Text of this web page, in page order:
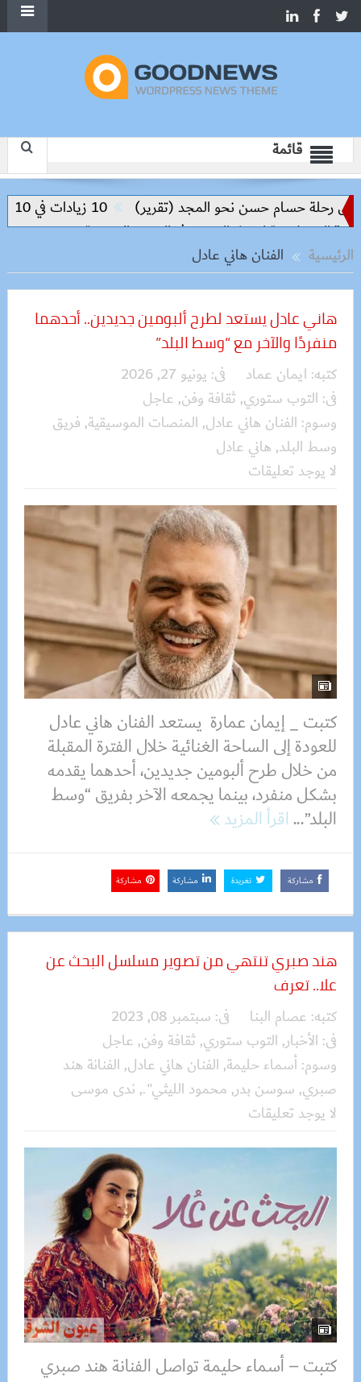
قائمة
حسام حسن نحو المجد (تقرير)
10 زيادات في 10 سنوات.. هل حان الوقت لرفع دعم البنزين نهائيا؟
الرئيسية
الفنان هاني عادل
هاني عادل يستعد لطرح ألبومين جديدين.. أحدهما
منفردًا والآخر مع “وسط البلد”
كتبه: ايمان عماد فى: يونيو 27, 2026
فى: التوب ستوري, ثقافة وفن, عاجل
وسوم: الفنان هاني عادل, المنصات الموسيقية, فريق
وسط البلد, هاني عادل
لا يوجد تعليقات
كتبت _ إيمان عمارة يستعد الفنان هاني عادل
للعودة إلى الساحة الغنائية خلال الفترة المقبلة
من خلال طرح ألبومين جديدين، أحدهما يقدمه
بشكل منفرد، بينما يجمعه الآخر بفريق “وسط
البلد”...اقرأ المزيد
مشاركة تغريدة مشاركة مشاركة
هند صبري تنتهي من تصوير مسلسل البحث عن
علا.. تعرف
كتبه: عصام البنا فى: سبتمبر 08, 2023
فى: الأخبار, التوب ستوري, ثقافة وفن, عاجل
وسوم:أسماء حليمة, الفنان هاني عادل, الفنانة هند
صبري, سوسن بدر, محمود الليثي"., ندى موسى
لا يوجد تعليقات
كتبت – أسماء حليمة تواصل الفنانة هند صبري